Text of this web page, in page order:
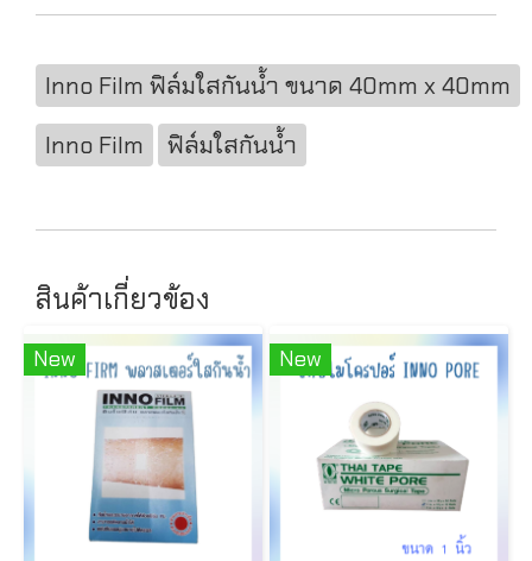
Inno Film ฟิล์มใสกันน้ำ ขนาด 40mm x 40mm
Inno Film
ฟิล์มใสกันน้ำ
สินค้าเกี่ยวข้อง
New New